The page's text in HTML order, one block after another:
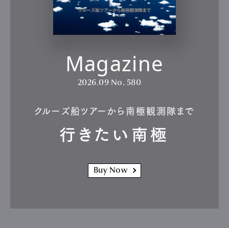
Magazine
2026.09 No. 580
クルーズ船ツアーから南極観測隊まで
行きたい南極
Buy Now